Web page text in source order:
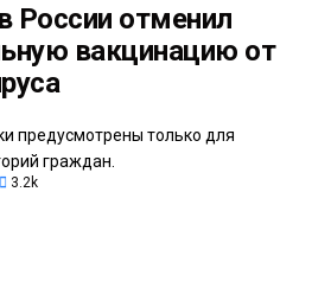
России отменил
вакцинацию от
предусмотрены только для
граждан.
3.2k